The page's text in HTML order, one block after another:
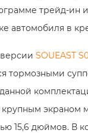
трейд-ин
автомобиля в
SOUEAST
тормозными
экраном
15,6 дюймов. В